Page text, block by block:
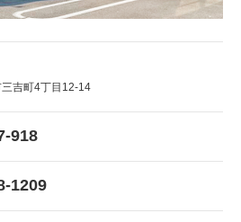
吉町4丁目12-14
918
1209